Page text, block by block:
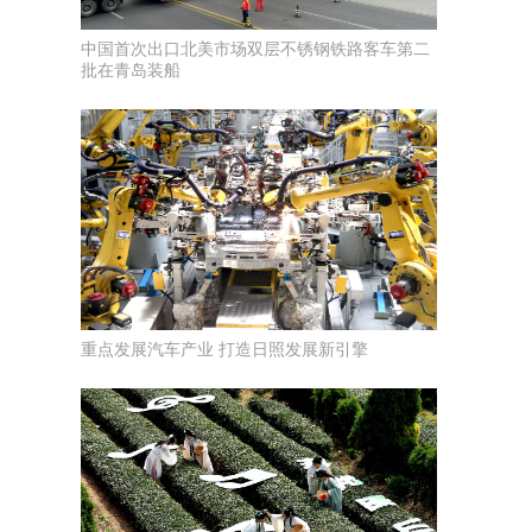
中国首次出口北美市场双层不锈钢铁路客车第二
批在青岛装船
重点发展汽车产业 打造日照发展新引擎